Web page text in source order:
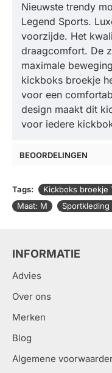
Nieuwste trendy
Legend Sports.
voorzijde. Het
draagcomfort. De
maximale
kickboks broekje
voor een
design maakt dit
voor iedere
BEOORDELINGEN
Tags:
Kickboks broekje
Maat: M
Sportkleding
INFORMATIE
Advies
Over ons
Merken
Blog
Algemene